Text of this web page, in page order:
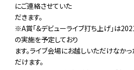
にご連絡させていた
だきます。
※A賞「&デビューライブ打ち上げ」は
の実施を予定しており
ます。ライブ会場にお越しいただけなか
だけます。